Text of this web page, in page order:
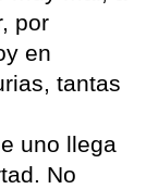
por
en
tantas
uno llega
No